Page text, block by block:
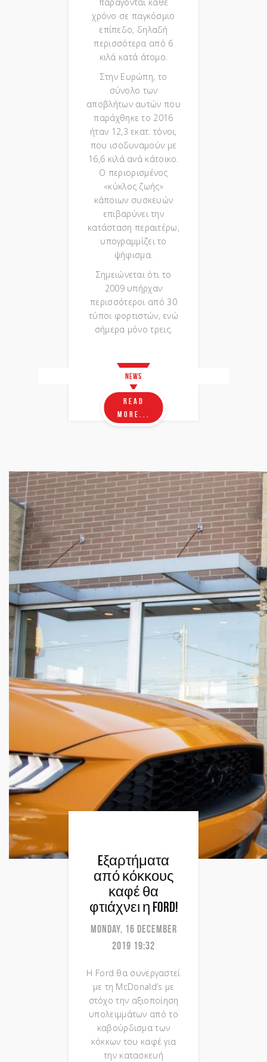
χρόνο σε παγκόσμιο
επίπεδο, δηλαδή
περισσότερα από 6
κιλά κατά άτομο.
Στην Ευρώπη, το
σύνολο των
αποβλήτων αυτών που
παράχθηκε το 2016
ήταν 12,3 εκατ. τόνοι,
που ισοδυναμούν με
16,6 κιλά ανά κάτοικο.
Ο περιορισμένος
«κύκλος ζωής»
κάποιων συσκευών
επιβαρύνει την
κατάσταση περαιτέρω,
υπογραμμίζει το
ψήφισμα.
Σημειώνεται ότι το
2009 υπήρχαν
περισσότεροι από 30
τύποι φορτιστών, ενώ
σήμερα μόνο τρεις.
News
Read
more...
Eξαρτήματα
από κόκκους
καφέ θα
φτιάχνει η Ford!
Monday, 16 December
2019 19:32
H Ford θα συνεργαστεί
με τη McDonald’s με
στόχο την αξιοποίηση
υπολειμμάτων από το
καβούρδισμα των
κόκκων του καφέ για
την κατασκευή